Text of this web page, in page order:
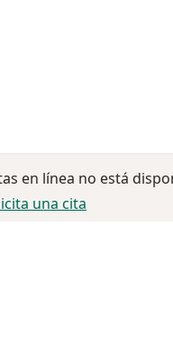
en línea no está
una cita